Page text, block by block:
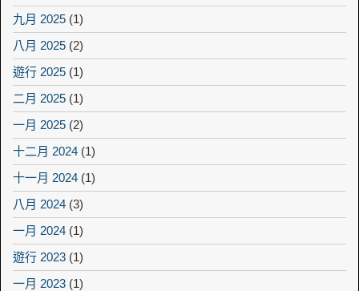
九月 2025 (1)
八月 2025 (2)
遊行 2025 (1)
二月 2025 (1)
一月 2025 (2)
十二月 2024 (1)
十一月 2024 (1)
八月 2024 (3)
一月 2024 (1)
遊行 2023 (1)
一月 2023 (1)